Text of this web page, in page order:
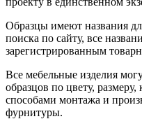
Образцы имеют названия
поиска по сайту, все
зарегистрированным
Все мебельные изделия
образцов по цвету,
способами монтажа и
фурнитуры.